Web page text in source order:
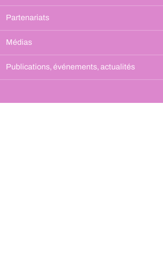
Partenariats
Médias
Publications, événements, actualités